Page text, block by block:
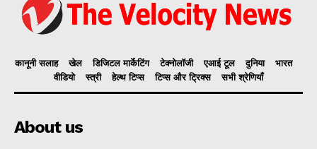
कानूनी सलाह खेल डिजिटल मार्केटिंग टेक्नोलॉजी एआई टूल दुनिया
भारत
वीडियो
स्त्री हेल्थ टिप्स टिप्स और ट्रिक्स सभी श्रेणियाँ
About us